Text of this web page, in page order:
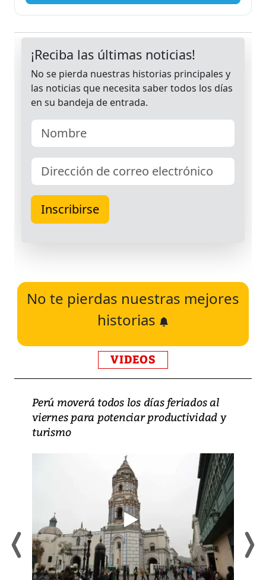
No te pierdas nuestras mejores
historias
VIDEOS
Perú moverá todos los días feriados al
viernes para potenciar productividad y
turismo